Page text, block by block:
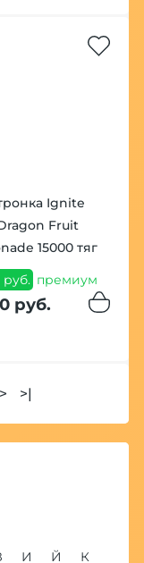
Ignite
Fruit
15000 тяг
руб. премиум
руб.
> >|
И Й К